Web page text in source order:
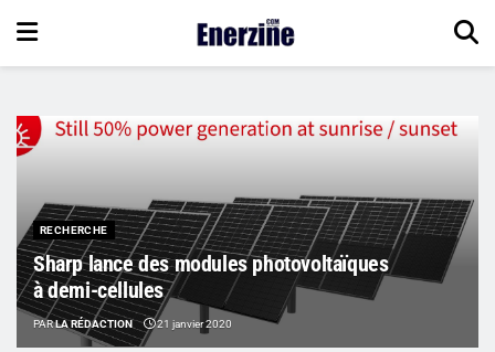
RECHERCHE
Sharp lance des modules photovoltaïques
à demi-cellules
PARLA RÉDACTION 21 janvier 2020